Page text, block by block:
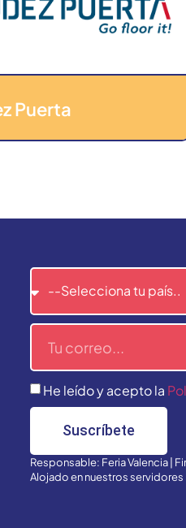
Puerta
He leído y acepto la
Suscríbete
Responsable: Feria Valencia |
Alojado en nuestros servidores